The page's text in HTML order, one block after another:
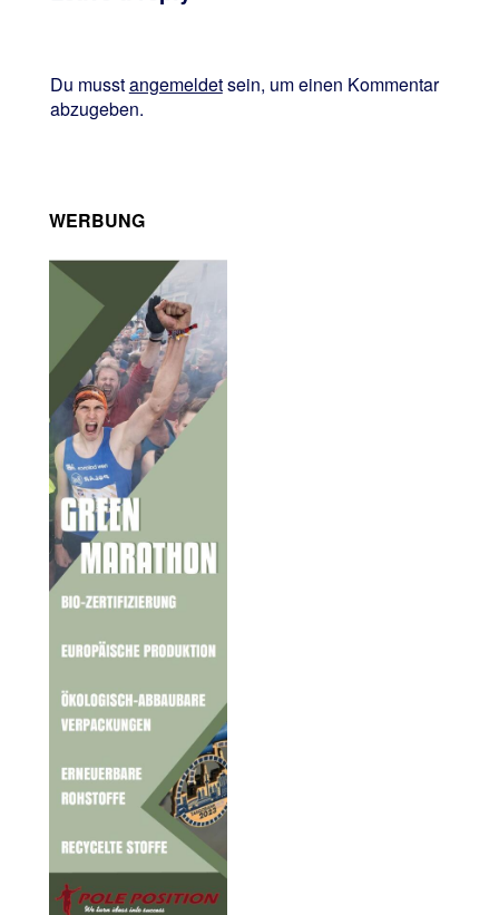
Du musstangemeldetsein, um einen Kommentar
abzugeben.
WERBUNG